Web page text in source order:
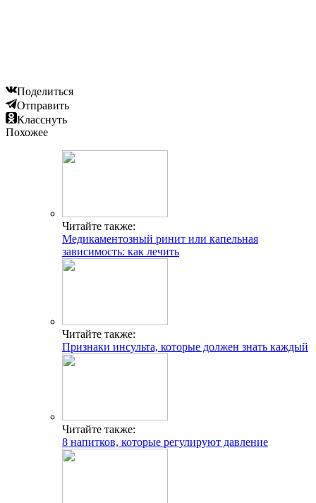
Поделиться
Отправить
Класснуть
Похожее
Читайте также:
Медикаментозный ринит или капельная
зависимость: как лечить
Читайте также:
Признаки инсульта, которые должен знать каждый
Читайте также:
8 напитков, которые регулируют давление